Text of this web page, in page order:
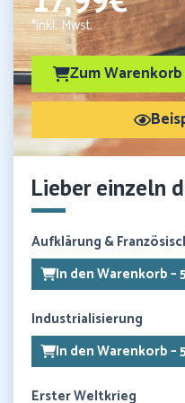
*inkl. Mwst.
Zum Warenkorb
Lieber einzeln
Aufklärung &
In den Warenkorb –
Industrialisierung
In den Warenkorb –
Erster Weltkrieg